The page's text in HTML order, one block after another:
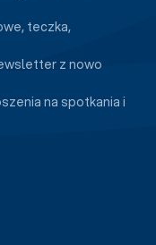
teczka,
z nowo
na spotkania i